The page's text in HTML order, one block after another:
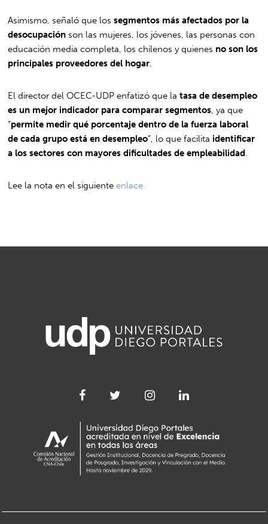
Asimismo, señaló que lossegmentos más afectados por la
desocupación son las mujeres, los jóvenes, las personas con
educación media completa, los chilenos y quienes no son los
principales proveedores del hogar
El director del OCEC-UDP enfatizó que latasa de desempleo
es un mejor indicador para comparar segmentos , ya que
“permite medir qué porcentaje dentro de la fuerza laboral
de cada grupo está en desempleo”, lo que facilita identificar
a los sectores con mayores dificultades de empleabilidad
Lee la nota en el siguienteenlace.